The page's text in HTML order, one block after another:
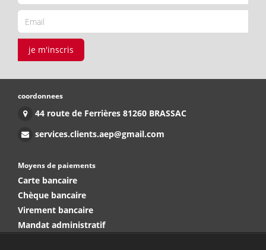
je m'inscris
coordonnees
44 route de Ferrières 81260 BRASSAC
services.clients.aep@gmail.com
Moyens de paiements
Carte bancaire
Chèque bancaire
Virement bancaire
Mandat administratif